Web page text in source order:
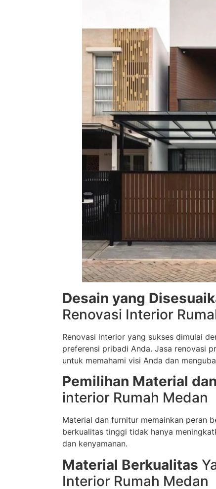
Desain yang
Renovasi Interior
Renovasi interior yang sukses dimulai
preferensi pribadi Anda. Jasa renovasi
untuk memahami visi Anda dan
Pemilihan Material
interior Rumah Medan
Material dan furnitur memainkan peran
berkualitas tinggi tidak hanya
dan kenyamanan.
Material Berkualitas
Interior Rumah Medan